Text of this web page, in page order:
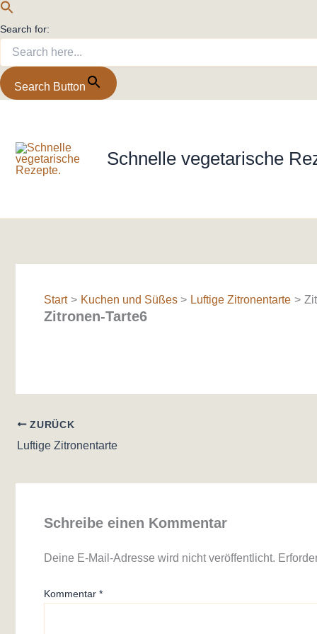
Search for:
Search Button
springen
Schnelle vegetarische
Start Kuchen und Süßes Luftige Zitronentarte
Zitronen-Tarte6
ZURÜCK
Luftige Zitronentarte
Schreibe einen Kommentar
Deine E-Mail-Adresse wird nicht veröffentlicht.
Kommentar *